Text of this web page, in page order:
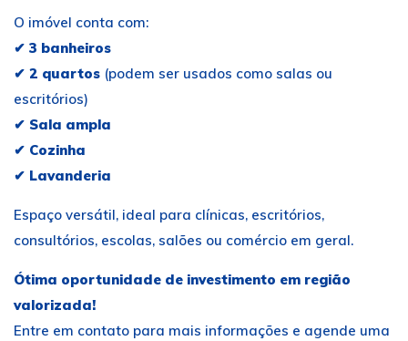
O imóvel conta com:
✔ 3 banheiros
✔ 2 quartos (podem ser usados como salas ou
escritórios)
✔ Sala ampla
✔ Cozinha
✔ Lavanderia
Espaço versátil, ideal para clínicas, escritórios,
consultórios, escolas, salões ou comércio em geral.
Ótima oportunidade de investimento em região
valorizada!
Entre em contato para mais informações e agende uma